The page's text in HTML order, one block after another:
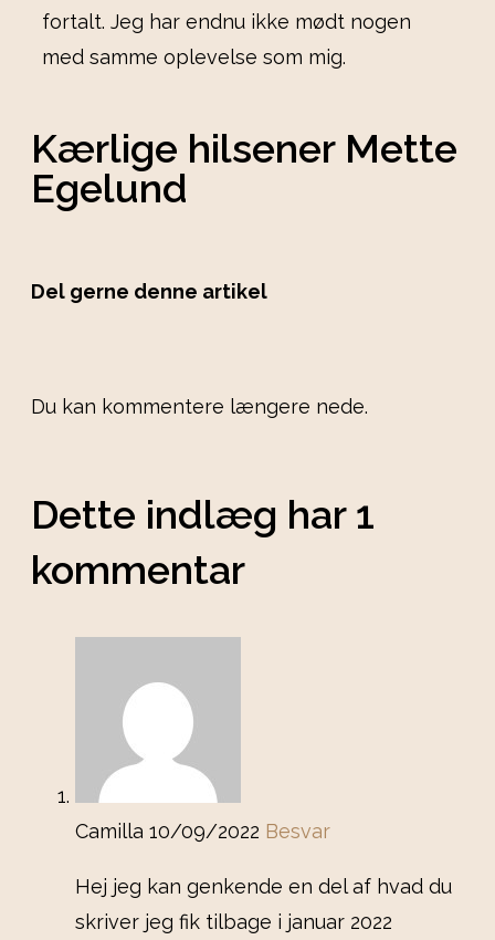
fortalt. Jeg har endnu ikke mødt nogen
med samme oplevelse som mig.
Kærlige hilsener Mette
Egelund
Del gerne denne artikel
Du kan kommentere længere nede.
Dette indlæg har 1
kommentar
Camilla 10/09/2022 Besvar
Hej jeg kan genkende en del af hvad du
skriver jeg fik tilbage i januar 2022